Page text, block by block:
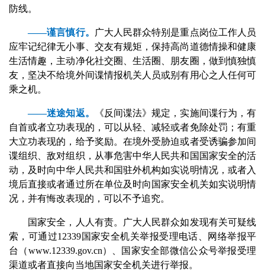
防线。
——谨言慎行。
广大人民群众特别是重点岗位工作人员
应牢记纪律无小事、交友有规矩，保持高尚道德情操和健康
生活情趣，主动净化社交圈、生活圈、朋友圈，做到慎独慎
友，坚决不给境外间谍情报机关人员或别有用心之人任何可
乘之机。
——迷途知返。
《反间谍法》规定，实施间谍行为，有
自首或者立功表现的，可以从轻、减轻或者免除处罚；有重
大立功表现的，给予奖励。在境外受胁迫或者受诱骗参加间
谍组织、敌对组织，从事危害中华人民共和国国家安全的活
动，及时向中华人民共和国驻外机构如实说明情况，或者入
境后直接或者通过所在单位及时向国家安全机关如实说明情
况，并有悔改表现的，可以不予追究。
国家安全，人人有责。广大人民群众如发现有关可疑线
索，可通过12339国家安全机关举报受理电话、网络举报平
台（www.12339.gov.cn）、国家安全部微信公众号举报受理
渠道或者直接向当地国家安全机关进行举报。